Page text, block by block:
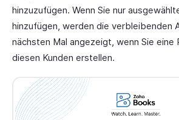
hinzuzufügen. Wenn Sie nur
hinzufügen, werden die verbleibenden
nächsten Mal angezeigt, wenn Sie eine
diesen Kunden erstellen.